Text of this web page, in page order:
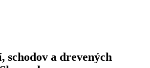
schodov a drevených